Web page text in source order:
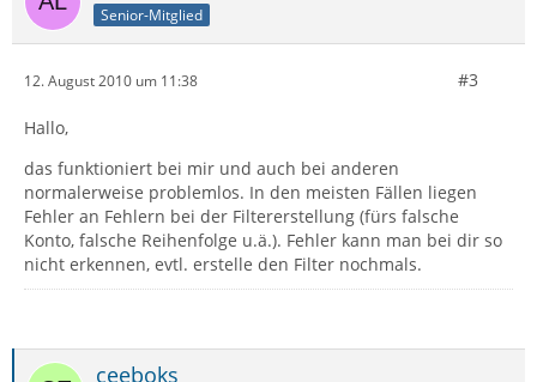
Senior-Mitglied
12. August 2010 um 11:38 #3
Hallo,
das funktioniert bei mir und auch bei anderen
normalerweise problemlos. In den meisten Fällen liegen
Fehler an Fehlern bei der Filtererstellung (fürs falsche
Konto, falsche Reihenfolge u.ä.). Fehler kann man bei dir so
nicht erkennen, evtl. erstelle den Filter nochmals.
ceeboks